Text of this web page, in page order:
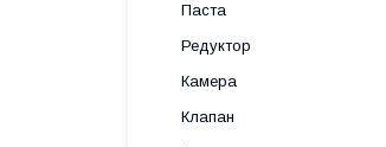
Паста
Редуктор
Камера
Клапан